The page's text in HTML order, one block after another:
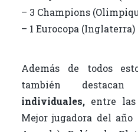
– 3 Champions
– 1 Eurocopa (Inglaterra)
Además de todos
también
individuales,entre las
Mejor jugadora del año